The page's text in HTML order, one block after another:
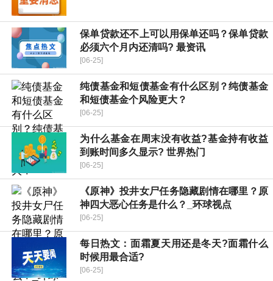
保单贷款还不上可以用保单还吗？保单贷款
必须六个月内还清吗? 最资讯
[06-25]
纯债基金和短债基金有什么区别？纯债基金
和短债基金个风险更大？
[06-25]
为什么基金在周末没有收益?基金持有收益
到账时间多久显示? 世界热门
[06-25]
《原神》投井女尸任务隐藏剧情在哪里？原
神四大恶心任务是什么？_环球视点
[06-25]
每日热文：面霜夏天用还是冬天?面霜什么
时候用最合适?
[06-25]